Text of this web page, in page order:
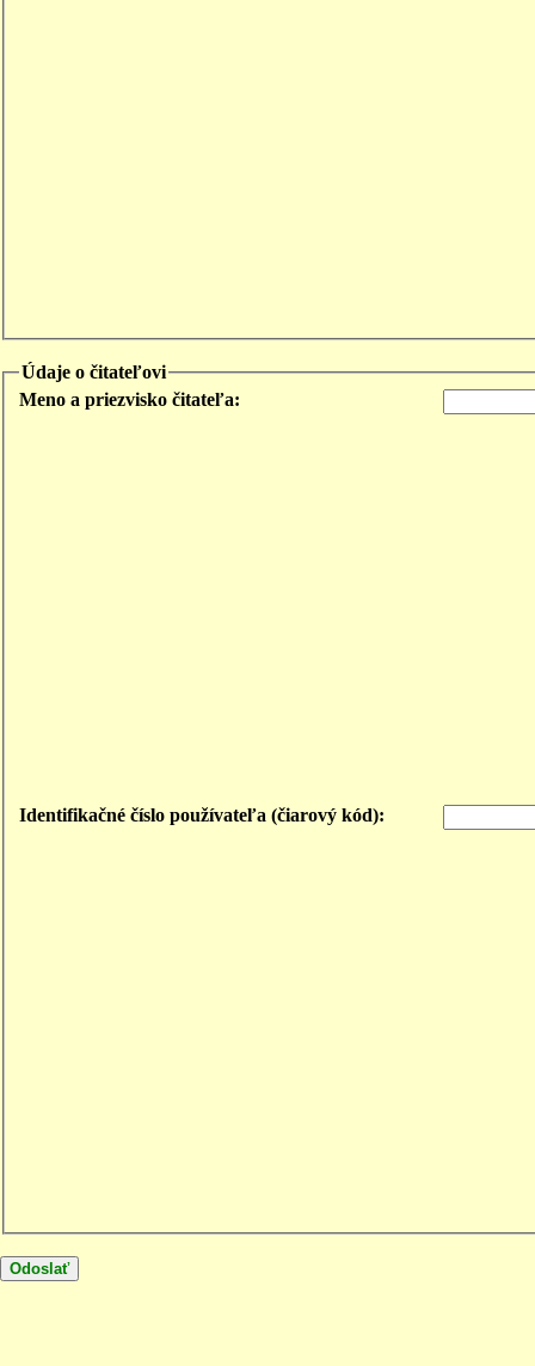
Údaje o čitateľovi
Meno a priezvisko čitateľa:
Identifikačné číslo používateľa (čiarový kód):